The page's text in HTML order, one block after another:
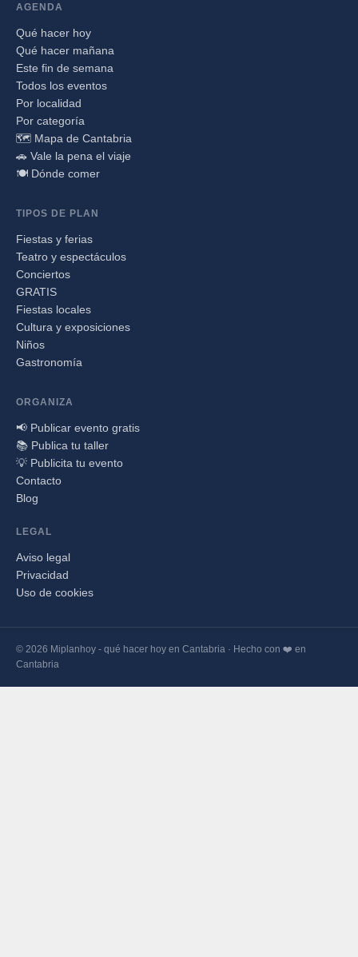
AGENDA
Qué hacer hoy
Qué hacer mañana
Este fin de semana
Todos los eventos
Por localidad
Por categoría
🗺️ Mapa de Cantabria
🚗 Vale la pena el viaje
🍽️ Dónde comer
TIPOS DE PLAN
Fiestas y ferias
Teatro y espectáculos
Conciertos
GRATIS
Fiestas locales
Cultura y exposiciones
Niños
Gastronomía
ORGANIZA
📢 Publicar evento gratis
📚 Publica tu taller
💡 Publicita tu evento
Contacto
Blog
LEGAL
Aviso legal
Privacidad
Uso de cookies
© 2026 Miplanhoy - qué hacer hoy en Cantabria · Hecho con ❤️ en
Cantabria